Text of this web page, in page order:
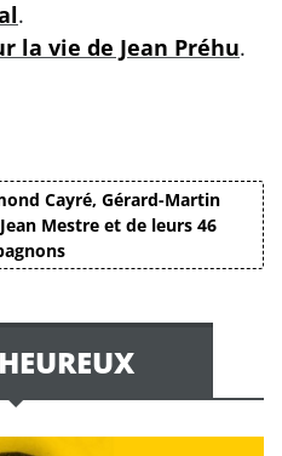
.
la vie de Jean Préhu.
Cayré, Gérard-Martin
Mestre et de leurs 46